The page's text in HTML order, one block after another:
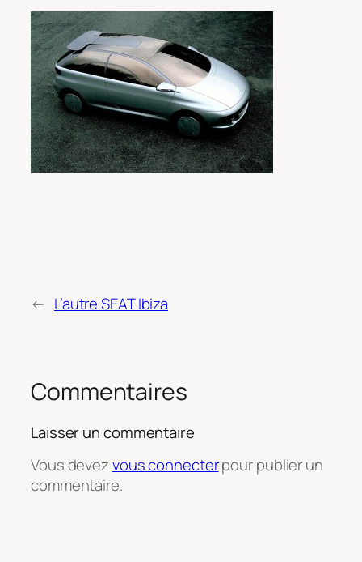
← L’autre SEAT Ibiza
Commentaires
Laisser un commentaire
Vous devezvous connecterpour publier un
commentaire.